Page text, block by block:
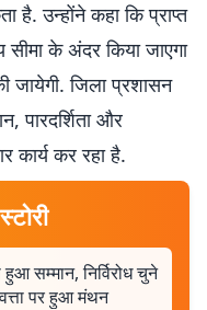
है. उन्होंने कहा कि प्राप्त
सीमा के अंदर किया जाएगा
जायेगी. जिला प्रशासन
पारदर्शिता और
कार्य कर रहा है.
सम्मान, निर्विरोध चुने
पर हुआ मंथन